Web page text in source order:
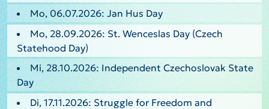
Mo, 06.07.2026: Jan Hus Day
Mo, 28.09.2026: St. Wenceslas Day (Czech
Statehood Day)
Mi, 28.10.2026: Independent Czechoslovak State
Day
Di, 17.11.2026: Struggle for Freedom and